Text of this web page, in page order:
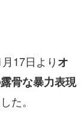
17日よりオ
骨な暴力表現
た。